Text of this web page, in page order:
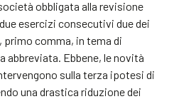
obbligata alla revisione
esercizi consecutivi due dei
, primo comma, in tema di
abbreviata. Ebbene, le novità
sulla terza ipotesi di
una drastica riduzione dei